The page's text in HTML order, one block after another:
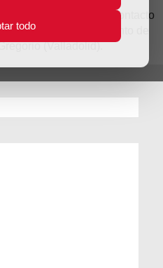
todo
puede ponerse en contacto
Medrano O.P.
(Valladolid).